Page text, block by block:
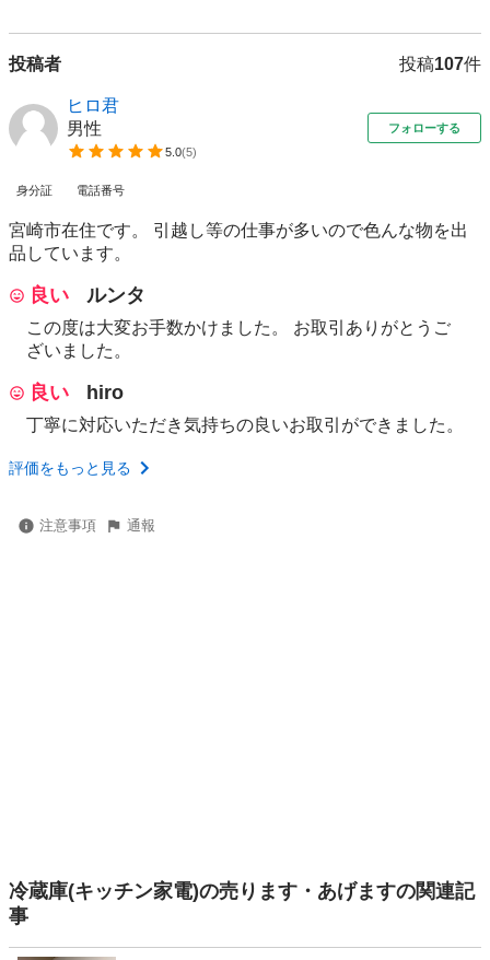
投稿者 投稿107件
ヒロ君
男性
5.0(5)
フォローする
身分証 電話番号
宮崎市在住です。 引越し等の仕事が多いので色んな物を出
品しています。
良い ルンタ
この度は大変お手数かけました。 お取引ありがとうご
ざいました。
良い hiro
丁寧に対応いただき気持ちの良いお取引ができました。
評価をもっと見る
注意事項 通報
冷蔵庫(キッチン家電)の売ります・あげますの関連記
事